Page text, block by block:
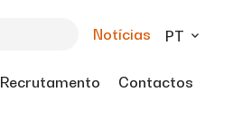
Notícias PT
Recrutamento Contactos